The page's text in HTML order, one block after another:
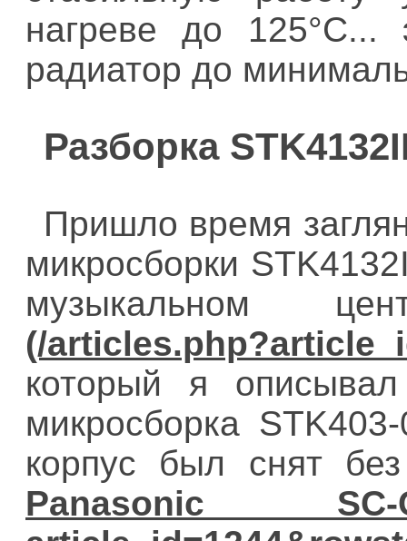
нагреве до 125°C...
радиатор до
Разборка
Пришло время
микросборки
музыкальном
который я
микросборка
корпус был снят
Panasonic SС-